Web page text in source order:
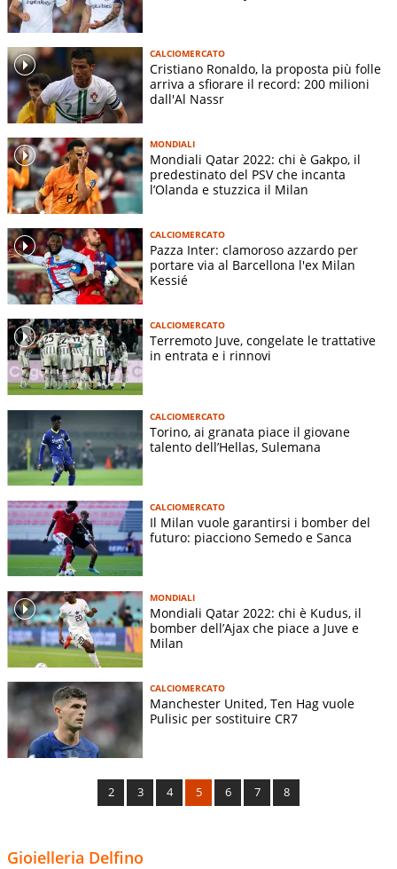
CALCIOMERCATO
Cristiano Ronaldo, la proposta più folle
arriva a sfiorare il record: 200 milioni
dall'Al Nassr
MONDIALI
Mondiali Qatar 2022: chi è Gakpo, il
predestinato del PSV che incanta
l’Olanda e stuzzica il Milan
CALCIOMERCATO
Pazza Inter: clamoroso azzardo per
portare via al Barcellona l'ex Milan
Kessié
CALCIOMERCATO
Terremoto Juve, congelate le trattative
in entrata e i rinnovi
CALCIOMERCATO
Torino, ai granata piace il giovane
talento dell’Hellas, Sulemana
CALCIOMERCATO
Il Milan vuole garantirsi i bomber del
futuro: piacciono Semedo e Sanca
MONDIALI
Mondiali Qatar 2022: chi è Kudus, il
bomber dell’Ajax che piace a Juve e
Milan
CALCIOMERCATO
Manchester United, Ten Hag vuole
Pulisic per sostituire CR7
2 3 4 5 6 7 8
Gioielleria Delfino